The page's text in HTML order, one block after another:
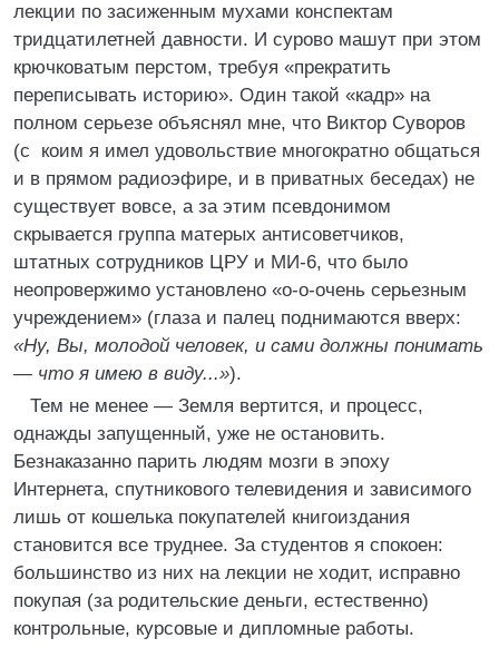
лекции по засиженным мухами конспектам
тридцатилетней давности. И сурово машут при этом
крючковатым перстом, требуя «прекратить
переписывать историю». Один такой «кадр» на
полном серьезе объяснял мне, что Виктор Суворов
(с коим я имел удовольствие многократно общаться
и в прямом радиоэфире, и в приватных беседах) не
существует вовсе, а за этим псевдонимом
скрывается группа матерых антисоветчиков,
штатных сотрудников ЦРУ и МИ-6, что было
неопровержимо установлено «о-о-очень серьезным
учреждением» (глаза и палец поднимаются вверх:
«Ну, Вы, молодой человек, и сами должны понимать
— что я имею в виду...»).
Тем не менее — Земля вертится, и процесс,
однажды запущенный, уже не остановить.
Безнаказанно парить людям мозги в эпоху
Интернета, спутникового телевидения и зависимого
лишь от кошелька покупателей книгоиздания
становится все труднее. За студентов я спокоен:
большинство из них на лекции не ходит, исправно
покупая (за родительские деньги, естественно)
контрольные, курсовые и дипломные работы.